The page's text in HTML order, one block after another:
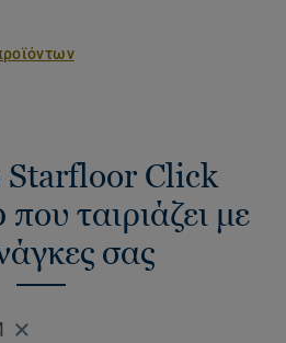
Starfloor Click
ταιριάζει με
σας